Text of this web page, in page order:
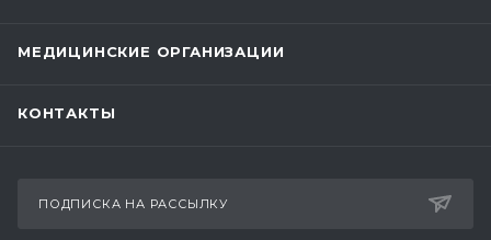
МЕДИЦИНСКИЕ ОРГАНИЗАЦИИ
КОНТАКТЫ
ПОДПИСКА НА РАССЫЛКУ